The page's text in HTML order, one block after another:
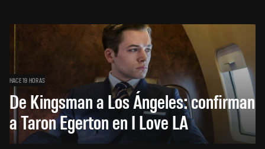
HACE 19 HORAS
De Kingsman a Los Ángeles: confirman
a Taron Egerton en I Love LA